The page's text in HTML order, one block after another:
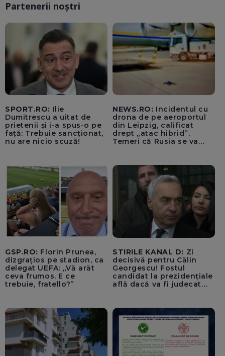
Partenerii noștri
SPORT.RO: Ilie
Dumitrescu a uitat de
prietenii și i-a spus-o pe
față: Trebuie sancționat,
nu are nicio scuză!
NEWS.RO: Incidentul cu
drona de pe aeroportul
din Leipzig, calificat
drept „atac hibrid”.
Temeri că Rusia se va
neagă informațiile că
avioanele ucrainene din
apropierea dronei ar fi
fost încărcate cu muniție
GSP.RO: Florin Prunea,
dizgrațios pe stadion, ca
delegat UEFA: „Vă arăt
ceva frumos. E ce
trebuie, fratello?”
STIRILE KANAL D: Zi
decisivă pentru Călin
Georgescu! Fostul
candidat la prezidențiale
află dacă va fi judecat